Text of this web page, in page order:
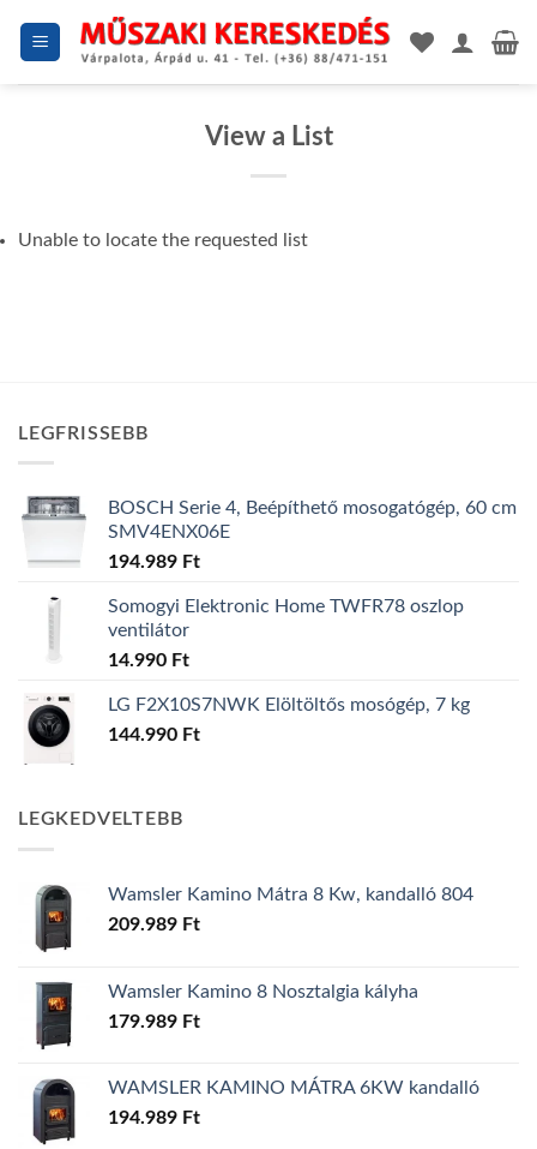
View a List
Unable to locate the requested list
LEGFRISSEBB
BOSCH Serie 4, Beépíthető mosogatógép, 60 cm
SMV4ENX06E
194.989 Ft
Somogyi Elektronic Home TWFR78 oszlop
ventilátor
14.990 Ft
LG F2X10S7NWK Elöltöltős mosógép, 7 kg
144.990 Ft
LEGKEDVELTEBB
Wamsler Kamino Mátra 8 Kw, kandalló 804
209.989 Ft
Wamsler Kamino 8 Nosztalgia kályha
179.989 Ft
WAMSLER KAMINO MÁTRA 6KW kandalló
194.989 Ft